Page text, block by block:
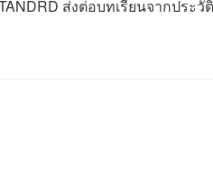
ส่งต่อบทเรียนจากประ